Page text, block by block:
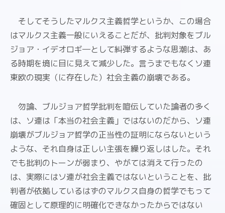
そしてそうしたマルクス主義哲学というか、この場合
はマルクス主義一般にいえることだが、批判対象をブル
ジョア・イデオロギ―として糾弾するような思潮は、あ
る時期を境に目に見えて減少した。言うまでもなくソ連
東欧の現実（に存在した）社会主義の崩壊である。
勿論、ブルジョア哲学批判を喧伝していた論者の多く
は、ソ連は「本当の社会主義」ではないのだから、ソ連
崩壊がブルジョア哲学の正当性の証明にならないという
ような、それ自身は正しい主張を繰り返しはした。それ
でも批判のトーンが弱まり、やがては消えて行ったの
は、実際にはソ連が社会主義ではないということを、批
判者が依拠しているはずのマルクス自身の哲学でもって
確固として原理的に明確化できなかったからではない